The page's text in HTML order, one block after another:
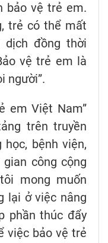
bảo vệ trẻ em.
trẻ có thể mất
dịch đồng thời
vệ trẻ em là
người”.
em Việt Nam”
trên truyền
bệnh viện,
công cộng
mong muốn
lại ở việc nâng
phần thúc đẩy
việc bảo vệ trẻ